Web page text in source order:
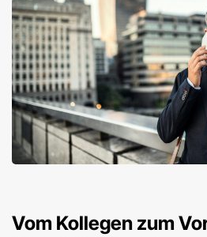
Vom Kollegen zum